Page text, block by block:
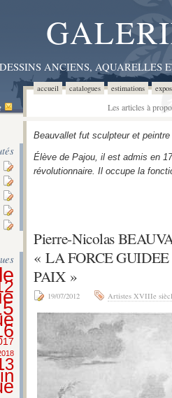
DESSINS ANCIENS,
accueil catalogues estimations
Les articles à
Beauvallet fut sculpteur et peintre
Élève de Pajou, il est admis en
révolutionnaire. Il occupe la
Pierre-Nicolas
« LA FORCE
PAIX »
19/07/2012 Artistes XVIIIe